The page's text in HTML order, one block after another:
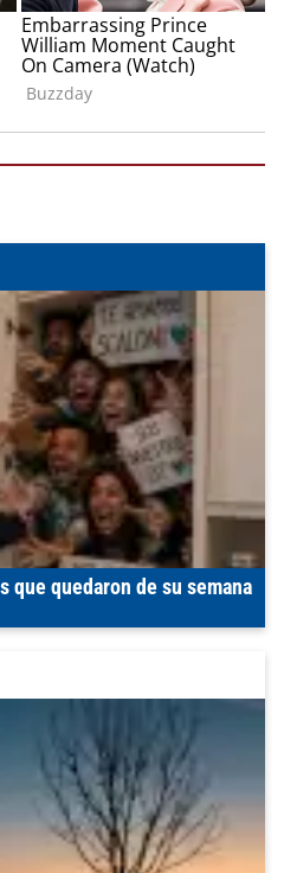
que quedaron de su semana